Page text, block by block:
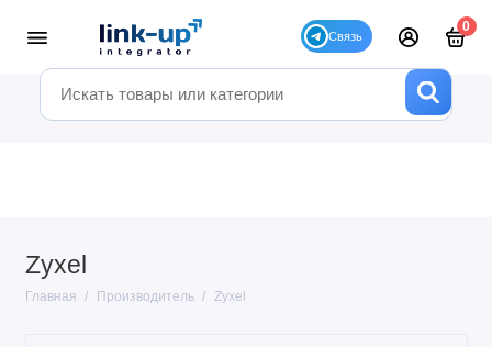
0
Zyxel
Главная Производитель Zyxel